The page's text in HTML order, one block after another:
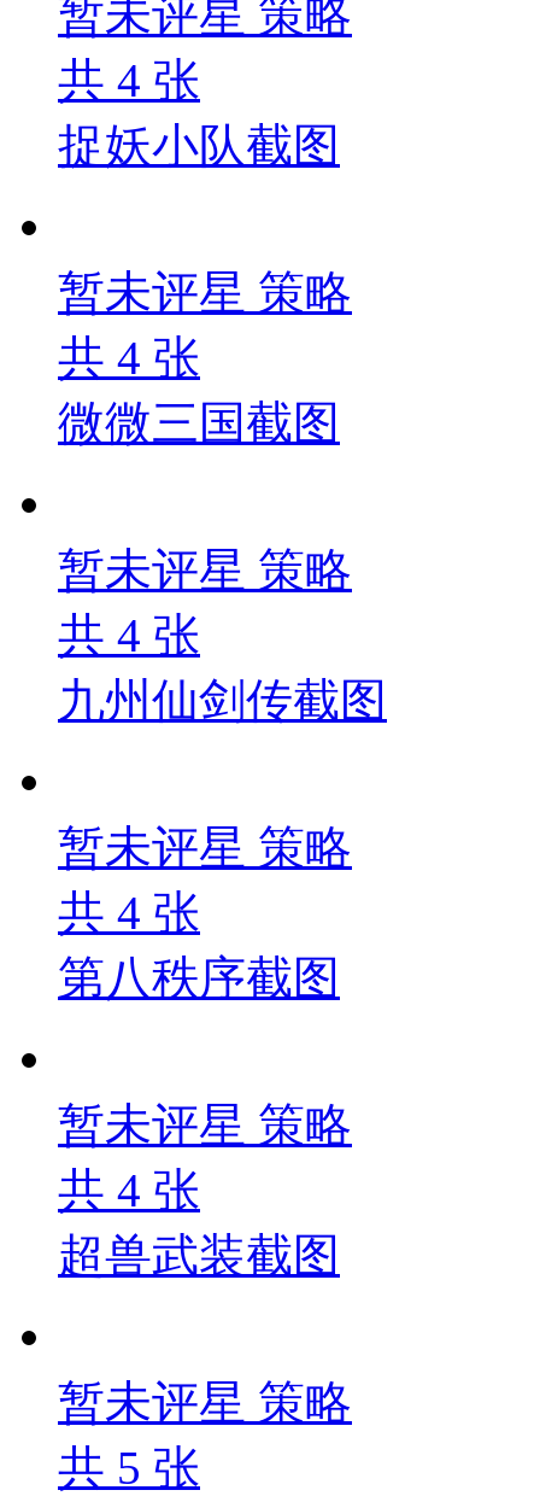
暂未评星 策略
共 4 张
捉妖小队截图
暂未评星 策略
共 4 张
微微三国截图
暂未评星 策略
共 4 张
九州仙剑传截图
暂未评星 策略
共 4 张
第八秩序截图
暂未评星 策略
共 4 张
超兽武装截图
暂未评星 策略
共 5 张